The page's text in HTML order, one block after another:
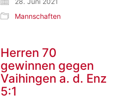
Mannschaften
Herren 70
gewinnen gegen
Vaihingen a. d. Enz
5:1